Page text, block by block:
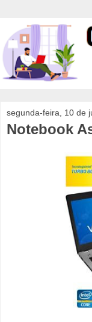
segunda-feira, 10 de
Notebook